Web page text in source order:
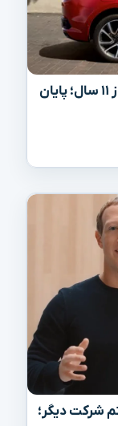
توقف تولید لندروور دیسکاوری اسپرت پس از ۱۱ سال؛ پایان
شرکت دیگر؛